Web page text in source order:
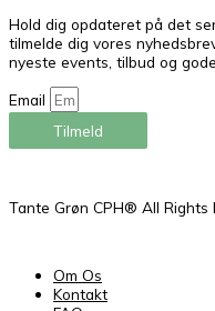
Hold dig opdateret på det
tilmelde dig vores
nyeste events, tilbud og
Email
Tilmeld
Tante Grøn CPH® All Rights
Om Os
Kontakt